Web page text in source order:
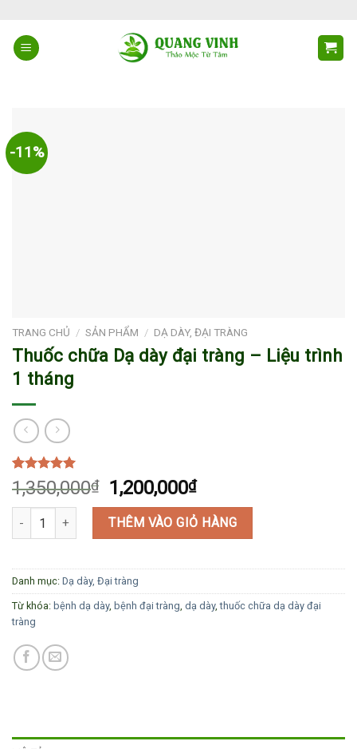
content
-11%
TRANG CHỦ / SẢN PHẨM / DẠ DÀY, ĐẠI TRÀNG
Thuốc chữa Dạ dày đại tràng – Liệu trình
1 tháng
5.00 trên 5
dựa trên
1
đánh giá
1,350,000₫ 1,200,000₫
Thuốc chữa Dạ dày đại tràng - Liệu trình 1 tháng số lượng
THÊM VÀO GIỎ HÀNG
Danh mục: Dạ dày, Đại tràng
Từ khóa: bệnh dạ dày, bệnh đại tràng, dạ dày,thuốc chữa dạ dày đại
tràng